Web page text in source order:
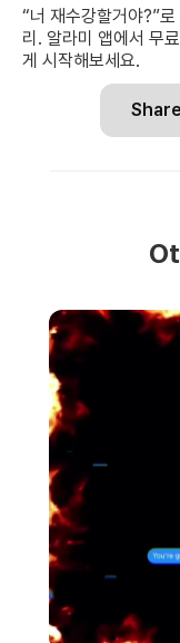
“너 재수강할거야?”
리. 알라미 앱에서 무
게 시작해보세요.
Share